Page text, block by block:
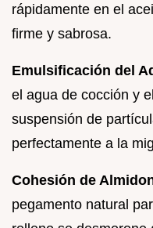
rápidamente en el
firme y sabrosa.
Emulsificación del
el agua de cocción y
suspensión de
perfectamente a la
Cohesión de
pegamento natural